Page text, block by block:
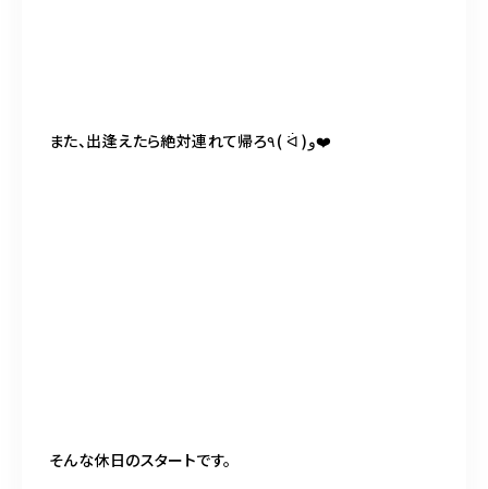
また、出逢えたら絶対連れて帰ろ٩( ᐛ )و❤️
そんな休日のスタートです。